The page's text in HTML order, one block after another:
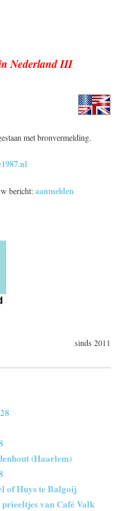
Nederland III
met bronvermelding.
bericht:aanmelden
sinds 2011
(Haarlem)
of Huys te Balgoij
van Café Valk